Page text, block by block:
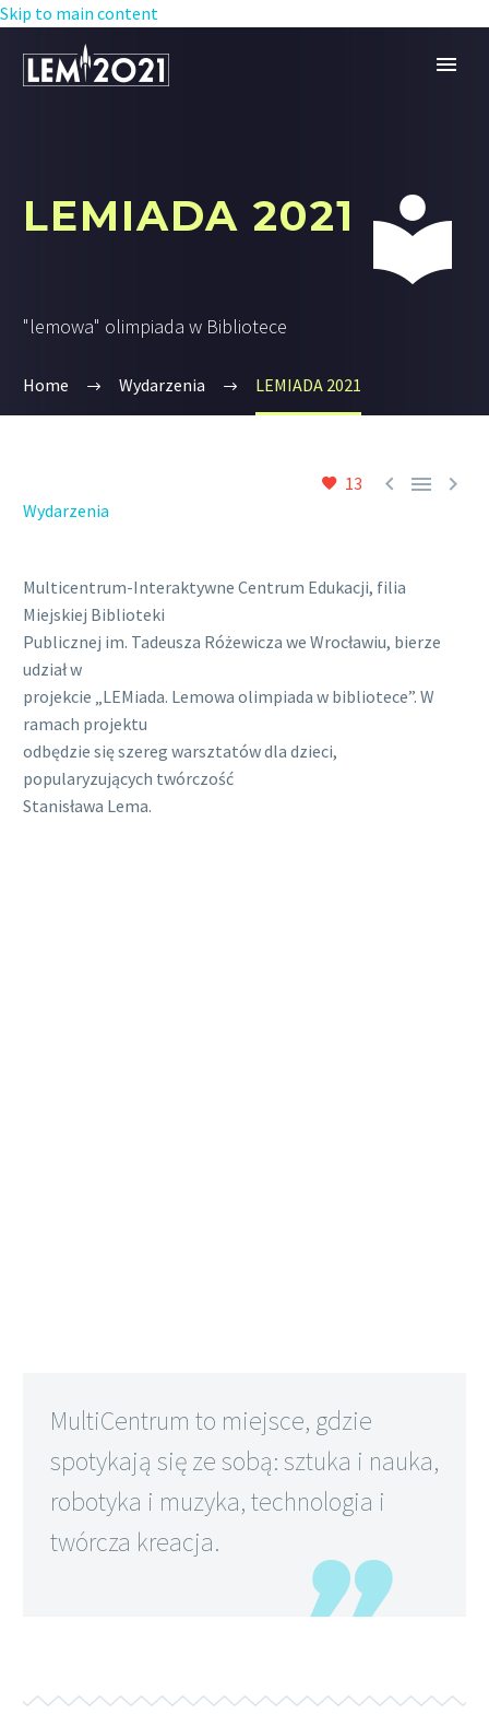
Skip to main content


LEMIADA 2021
"lemowa" olimpiada w Bibliotece
Home Wydarzenia LEMIADA 2021
13   
Wydarzenia
Multicentrum-Interaktywne Centrum Edukacji, filia
Miejskiej Biblioteki
Publicznej im. Tadeusza Różewicza we Wrocławiu, bierze
udział w
projekcie „LEMiada. Lemowa olimpiada w bibliotece”. W
ramach projektu
odbędzie się szereg warsztatów dla dzieci,
popularyzujących twórczość
Stanisława Lema.
MultiCentrum to miejsce, gdzie
spotykają się ze sobą: sztuka i nauka,
robotyka i muzyka, technologia i
twórcza kreacja.